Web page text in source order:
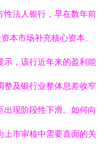
性法人银行，早在数年前
本市场补充核心资本、
示，该行近年来的盈利能
整及银行业整体息差收窄
现阶段性下滑。如何向
上市审核中需要直面的关